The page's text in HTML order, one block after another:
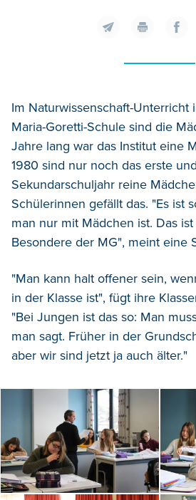
Im Naturwissenschaft-Unterricht
Maria-Goretti-Schule sind die
Jahre lang war das Institut eine
1980 sind nur noch das erste
Sekundarschuljahr reine
Schülerinnen gefällt das. "Es ist
man nur mit Mädchen ist. Das
Besondere der MG", meint eine
"Man kann halt offener sein,
in der Klasse ist", fügt ihre
"Bei Jungen ist das so: Man
man sagt. Früher in der
aber wir sind jetzt ja auch älter."